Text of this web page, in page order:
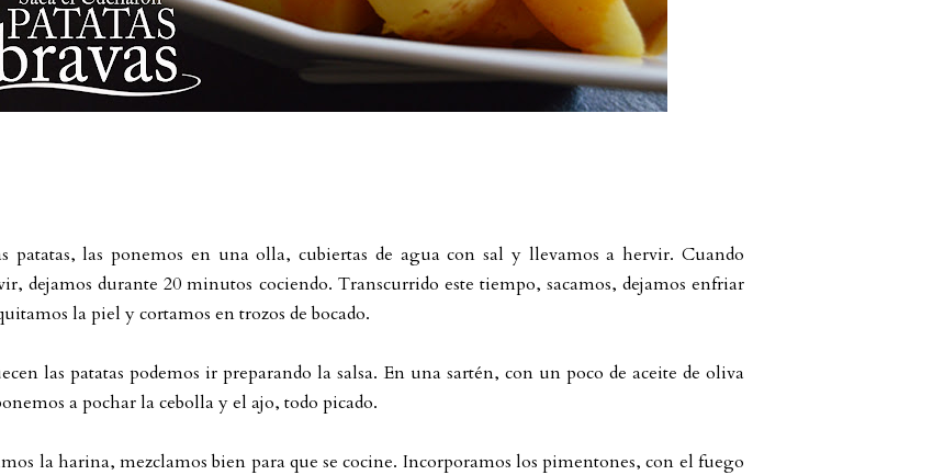
patatas, las ponemos en una olla, cubiertas de agua con sal y llevamos a hervir. Cuando
dejamos durante 20 minutos cociendo. Transcurrido este tiempo, sacamos, dejamos enfriar
la piel y cortamos en trozos de bocado.
las patatas podemos ir preparando la salsa. En una sartén, con un poco de aceite de oliva
a pochar la cebolla y el ajo, todo picado.
la harina, mezclamos bien para que se cocine. Incorporamos los pimentones, con el fuego